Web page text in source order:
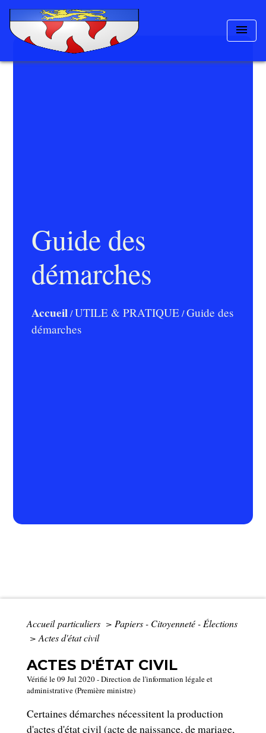
menu
Guide des
démarches
Accueil/UTILE & PRATIQUE/Guide des
démarches
Accueil particuliers > Papiers - Citoyenneté - Élections
> Actes d'état civil
ACTES D'ÉTAT CIVIL
Vérifié le 09 Jul 2020 - Direction de l'information légale et
administrative (Première ministre)
Certaines démarches nécessitent la production
d'actes d'état civil (acte de naissance, de mariage,